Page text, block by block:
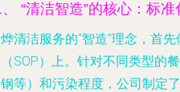
“清洁智造”的核心：标
清洁服务的“智造”理念，首
SOP）上。针对不同类型的
等）和污染程度，公司制定